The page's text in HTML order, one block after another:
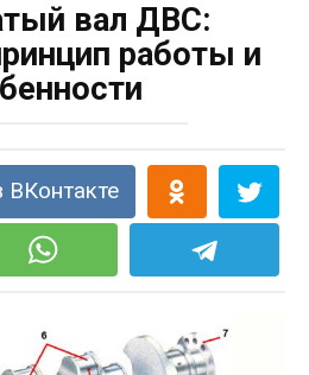
вал ДВС:
работы и
ВКонтакте